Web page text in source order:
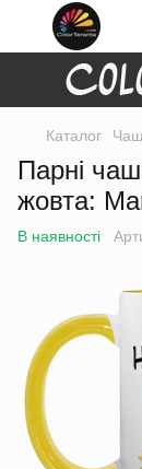
Каталог
Парні
жовта:
В наявності